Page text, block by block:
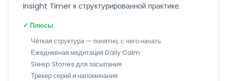
Insight Timer к структурированной практике.
✓ Плюсы
Чёткая структура — понятно, с чего начать
Ежедневная медитация Daily Calm
Sleep Stories для засыпания
Трекер серий и напоминания